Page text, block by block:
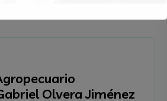
Olvera Jiménez